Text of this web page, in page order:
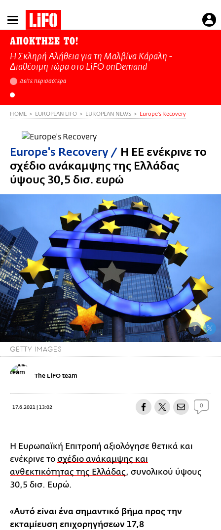
Παράκαμψη
προς
κυρίως
περιεχόμενο
ΑΠΟΚΤΗΣΕ ΤΟ!
Η Σκληρή Αλήθεια για τη Μαλβίνα Κάραλη -
Διαθέσιμη τώρα στo LiFO onDemand
Δείτε περισσότερα
HOME EUROPEAN LIFO EUROPEAN NEWS Europe's Recovery
Europe's Recovery / Η ΕΕ ενέκρινε το
σχέδιο ανάκαμψης της Ελλάδας
ύψους 30,5 δισ. ευρώ
GETTY IMAGES
The LiFO team
17.6.2021 | 13:02 0
Η Ευρωπαϊκή Επιτροπή αξιολόγησε θετικά και
ενέκρινε το σχέδιο ανάκαμψης και
ανθεκτικότητας της Ελλάδας, συνολικού ύψους
30,5 δισ. Ευρώ.
«Αυτό είναι ένα σημαντικό βήμα προς την
εκταμίευση επιχορηγήσεων 17,8